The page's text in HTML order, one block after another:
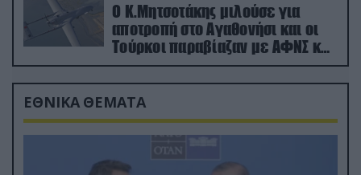
Ο Κ.Μητσοτάκης μιλούσε για
αποτροπή στο Αγαθονήσι και οι
Τούρκοι παραβίαζαν με ΑΦΝΣ και
drone
ΕΘΝΙΚΑ ΘΕΜΑΤΑ